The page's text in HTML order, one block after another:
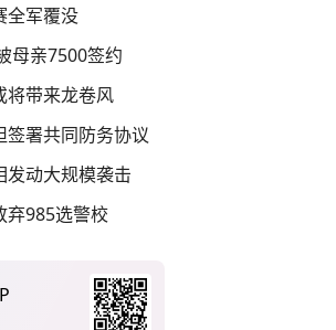
全军覆没
母亲7500签约
将带来龙卷风
署共同防务协议
发动大规模袭击
弃985选警校